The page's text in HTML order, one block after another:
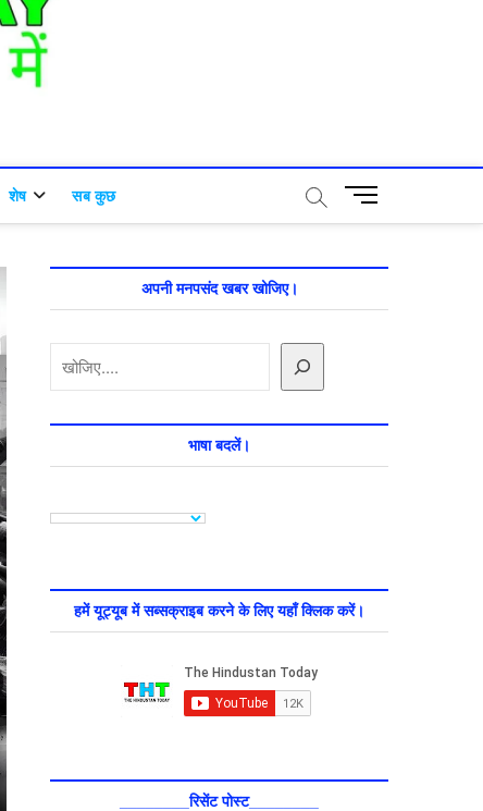
शेष सब कुछ
M
u
u
अपनी मनपसंद खबर खोजिए।
खोजें
भाषा बदलें।
हमें यूट्यूब में सब्सक्राइब करने के लिए यहाँ क्लिक करें।
________रिसेंट पोस्ट________